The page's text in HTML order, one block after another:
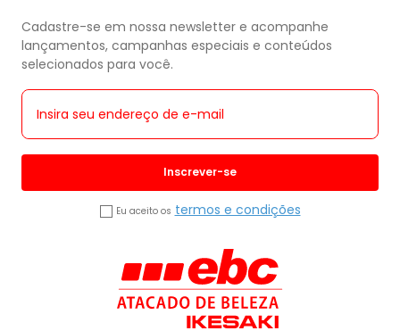
Cadastre-se em nossa newsletter e acompanhe
lançamentos, campanhas especiais e conteúdos
selecionados para você.
Inscrever-se
Eu aceito os termos e condições